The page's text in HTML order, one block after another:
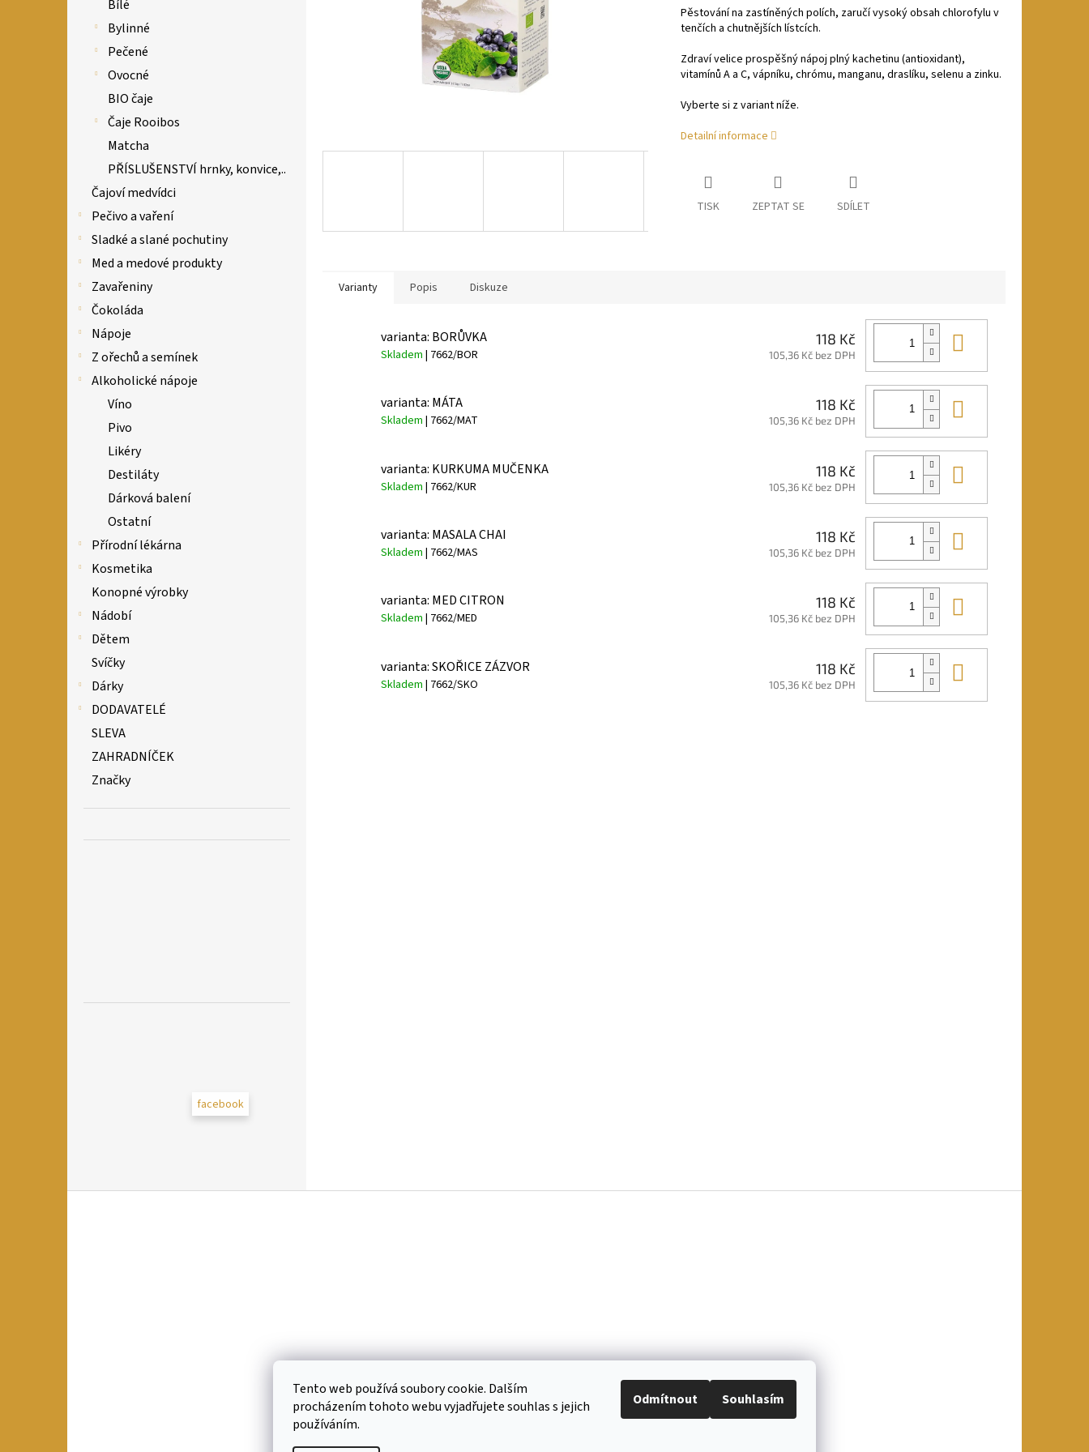
Tento web používá soubory cookie. Dalším
procházením tohoto webu vyjadřujete souhlas s jejich
používáním.
Odmítnout Souhlasím
Bílé
Bylinné
Pečené
Ovocné
BIO čaje
Čaje Rooibos
Matcha
PŘÍSLUŠENSTVÍ hrnky, konvice,..
Čajoví medvídci
Pečivo a vaření
Sladké a slané pochutiny
Med a medové produkty
Zavařeniny
Čokoláda
Nápoje
Z ořechů a semínek
Alkoholické nápoje
Víno
Pivo
Likéry
Destiláty
Dárková balení
Ostatní
Přírodní lékárna
Kosmetika
Konopné výrobky
Nádobí
Dětem
Svíčky
Dárky
DODAVATELÉ
SLEVA
ZAHRADNÍČEK
Značky
facebook
Pěstování na zastíněných polích, zaručí vysoký obsah chlorofylu v
tenčích a chutnějších lístcích.
Zdraví velice prospěšný nápoj plný kachetinu (antioxidant),
vitamínů A a C, vápníku, chrómu, manganu, draslíku, selenu a zinku.
Vyberte si z variant níže.
Detailní informace
TISK ZEPTAT SE SDÍLET
Varianty Popis Diskuze
varianta: BORŮVKA
Skladem | 7662/BOR
118 Kč
105,36 Kč bez DPH
varianta: MÁTA
Skladem | 7662/MAT
118 Kč
105,36 Kč bez DPH
varianta: KURKUMA MUČENKA
Skladem | 7662/KUR
118 Kč
105,36 Kč bez DPH
varianta: MASALA CHAI
Skladem | 7662/MAS
118 Kč
105,36 Kč bez DPH
varianta: MED CITRON
Skladem | 7662/MED
118 Kč
105,36 Kč bez DPH
varianta: SKOŘICE ZÁZVOR
Skladem | 7662/SKO
118 Kč
105,36 Kč bez DPH